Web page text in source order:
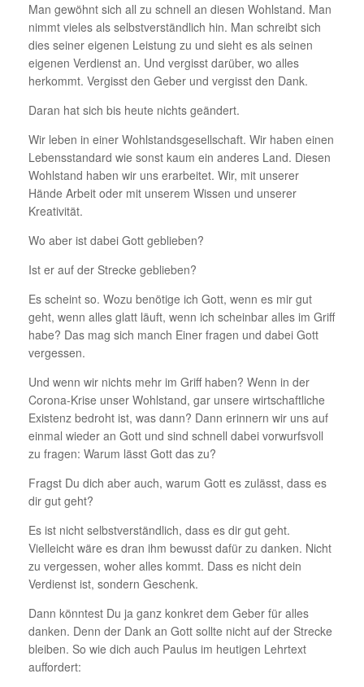
Man gewöhnt sich all zu schnell an diesen Wohlstand. Man
nimmt vieles als selbstverständlich hin. Man schreibt sich
dies seiner eigenen Leistung zu und sieht es als seinen
eigenen Verdienst an. Und vergisst darüber, wo alles
herkommt. Vergisst den Geber und vergisst den Dank.
Daran hat sich bis heute nichts geändert.
Wir leben in einer Wohlstandsgesellschaft. Wir haben einen
Lebensstandard wie sonst kaum ein anderes Land. Diesen
Wohlstand haben wir uns erarbeitet. Wir, mit unserer
Hände Arbeit oder mit unserem Wissen und unserer
Kreativität.
Wo aber ist dabei Gott geblieben?
Ist er auf der Strecke geblieben?
Es scheint so. Wozu benötige ich Gott, wenn es mir gut
geht, wenn alles glatt läuft, wenn ich scheinbar alles im Griff
habe? Das mag sich manch Einer fragen und dabei Gott
vergessen.
Und wenn wir nichts mehr im Griff haben? Wenn in der
Corona-Krise unser Wohlstand, gar unsere wirtschaftliche
Existenz bedroht ist, was dann? Dann erinnern wir uns auf
einmal wieder an Gott und sind schnell dabei vorwurfsvoll
zu fragen: Warum lässt Gott das zu?
Fragst Du dich aber auch, warum Gott es zulässt, dass es
dir gut geht?
Es ist nicht selbstverständlich, dass es dir gut geht.
Vielleicht wäre es dran ihm bewusst dafür zu danken. Nicht
zu vergessen, woher alles kommt. Dass es nicht dein
Verdienst ist, sondern Geschenk.
Dann könntest Du ja ganz konkret dem Geber für alles
danken. Denn der Dank an Gott sollte nicht auf der Strecke
bleiben. So wie dich auch Paulus im heutigen Lehrtext
auffordert: